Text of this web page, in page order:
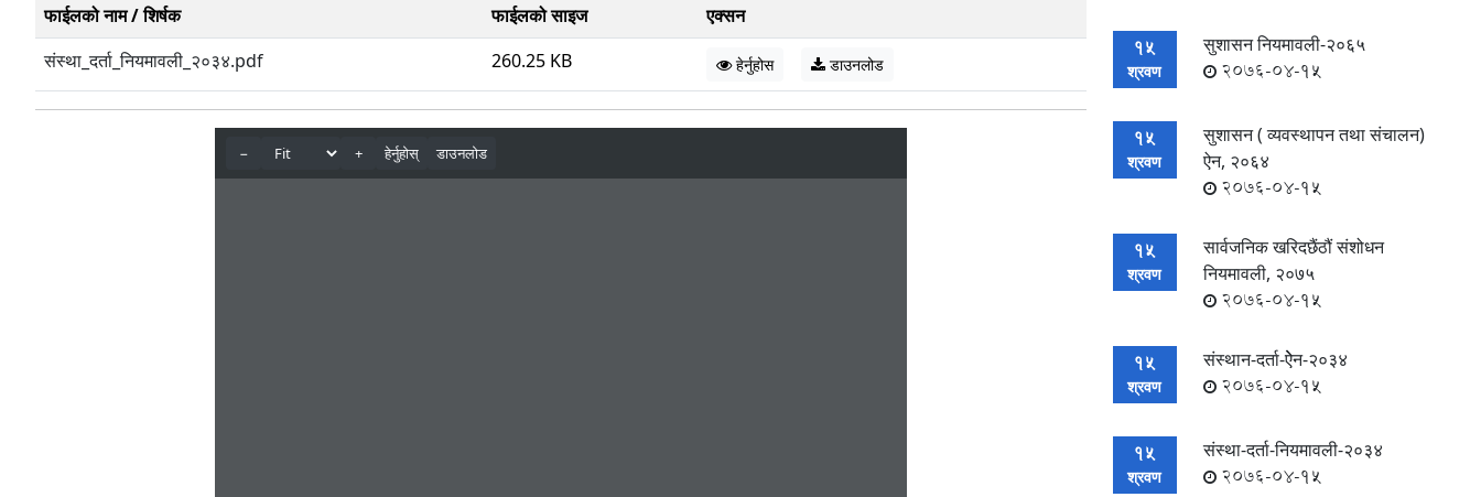
फाईलको नाम / शिर्षक फाईलको साइज
एक्सन
संस्था_दर्ता_नियमावली_२०३४.pdf
260.25 KB हेर्नुहोस डाउनलोड
15
श्रवण
सुशासन नियमावली-२०६५
2076-04-15
15
श्रवण
सुशासन ( व्यवस्थापन तथा संचालन)
ऐन, २०६४
2076-04-15
15
श्रवण
सार्वजनिक खरिदछैंठौं संशोधन
नियमावली, २०७५
2076-04-15
15
श्रवण
संस्थान-दर्ता-ऐेन-२०३४
2076-04-15
15
श्रवण
संस्था-दर्ता-नियमावली-२०३४
2076-04-15